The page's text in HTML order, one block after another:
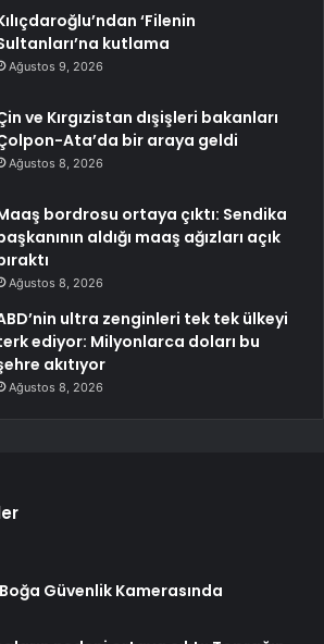
‘Filenin
kutlama
Ağustos 9, 2026
ve Kırgızistan dışişleri bakanları
Ata’da bir araya geldi
Ağustos 8, 2026
bordrosu ortaya çıktı: Sendika
aldığı maaş ağızları açık
Ağustos 8, 2026
ultra zenginleri tek tek ülkeyi
ediyor: Milyonlarca doları bu
akıtıyor
Ağustos 8, 2026
Güvenlik Kamerasında